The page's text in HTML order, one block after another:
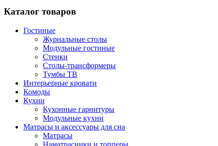
Каталог товаров
Гостиные
Журнальные столы
Модульные гостиные
Стенки
Столы-трансформеры
Тумбы ТВ
Интерьерные кровати
Комоды
Кухни
Кухонные гарнитуры
Модульные кухни
Матрасы и аксессуары для сна
Матрасы
Наматрасники и топперы